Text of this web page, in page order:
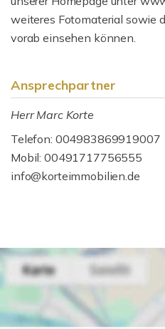
weiteres Fotomaterial sowie
vorab einsehen können.
Ansprechpartner
Herr Marc Korte
Telefon: 004983869919007
Mobil: 00491717756555
info@korteimmobilien.de